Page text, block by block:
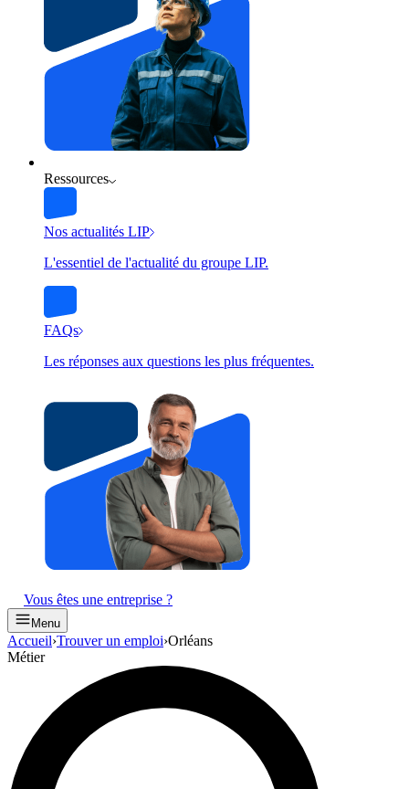
Ressources
Nos actualités LIP
L'essentiel de l'actualité du groupe LIP.
FAQs
Les réponses aux questions les plus fréquentes.
Vous êtes une entreprise ?
Menu
Accueil›Trouver un emploi›Orléans
Métier